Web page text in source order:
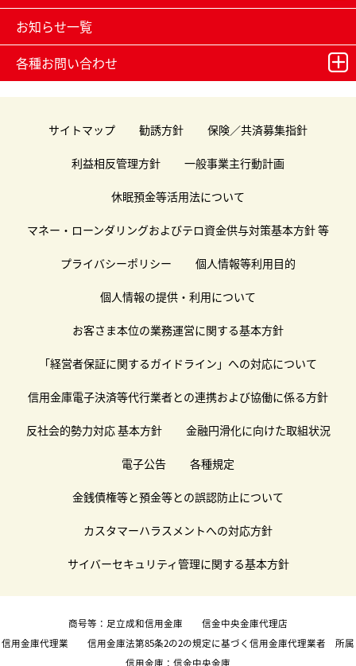
お知らせ一覧
各種お問い合わせ
サイトマップ 勧誘方針 保険／共済募集指針
利益相反管理方針 一般事業主行動計画
休眠預金等活用法について
マネー・ローンダリングおよびテロ資金供与対策基本方針 等
プライバシーポリシー 個人情報等利用目的
個人情報の提供・利用について
お客さま本位の業務運営に関する基本方針
「経営者保証に関するガイドライン」への対応について
信用金庫電子決済等代行業者との連携および協働に係る方針
反社会的勢力対応 基本方針 金融円滑化に向けた取組状況
電子公告 各種規定
金銭債権等と預金等との誤認防止について
カスタマーハラスメントへの対応方針
サイバーセキュリティ管理に関する基本方針
商号等：足立成和信用金庫 信金中央金庫代理店
信用金庫代理業 信用金庫法第85条2の2の規定に基づく信用金庫代理業者 所属
信用金庫：信金中央金庫